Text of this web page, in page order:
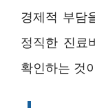
경제적 부담
정직한 진료
확인하는 것